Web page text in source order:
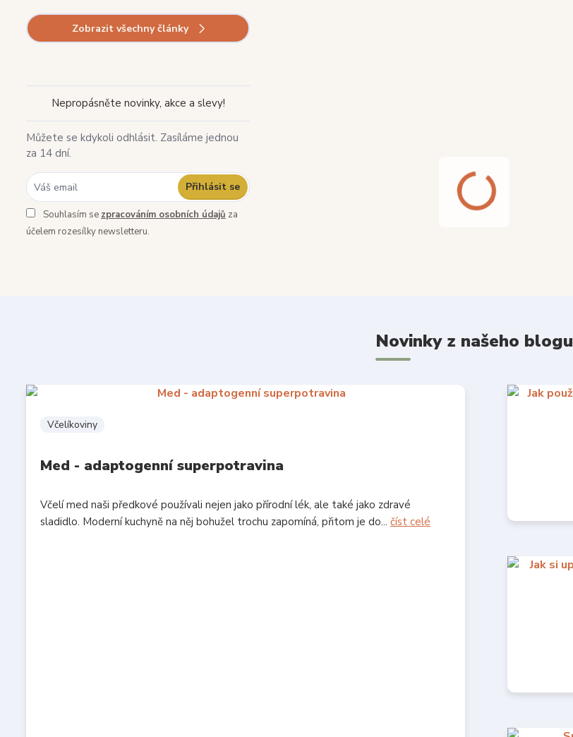
Zobrazit všechny články
Nepropásněte novinky, akce a slevy!
Můžete se kdykoli odhlásit. Zasíláme jednou
za 14 dní.
Přihlásit se
Souhlasím se zpracováním osobních údajů za
účelem rozesílky newsletteru.
Novinky z našeho blogu
Včelíkoviny
Med - adaptogenní superpotravina
Včelí med naši předkové používali nejen jako přírodní lék, ale také jako zdravé
sladidlo. Moderní kuchyně na něj bohužel trochu zapomíná, přitom je do... číst celé